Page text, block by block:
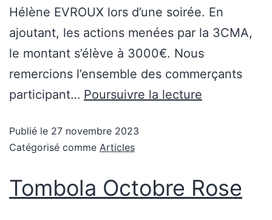
Hélène EVROUX lors d’une soirée. En
ajoutant, les actions menées par la 3CMA,
le montant s’élève à 3000€. Nous
remercions l’ensemble des commerçants
participant… Poursuivre la lecture
Publié le 27 novembre 2023
Catégorisé comme Articles
Tombola Octobre Rose